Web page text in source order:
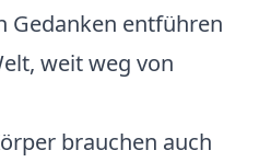
Gedanken entführen
weit weg von
brauchen auch